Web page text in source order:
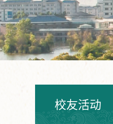
校友活动